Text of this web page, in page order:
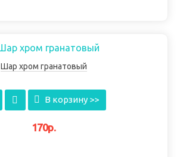
Шар хром гранатовый
В корзину >>
170р.